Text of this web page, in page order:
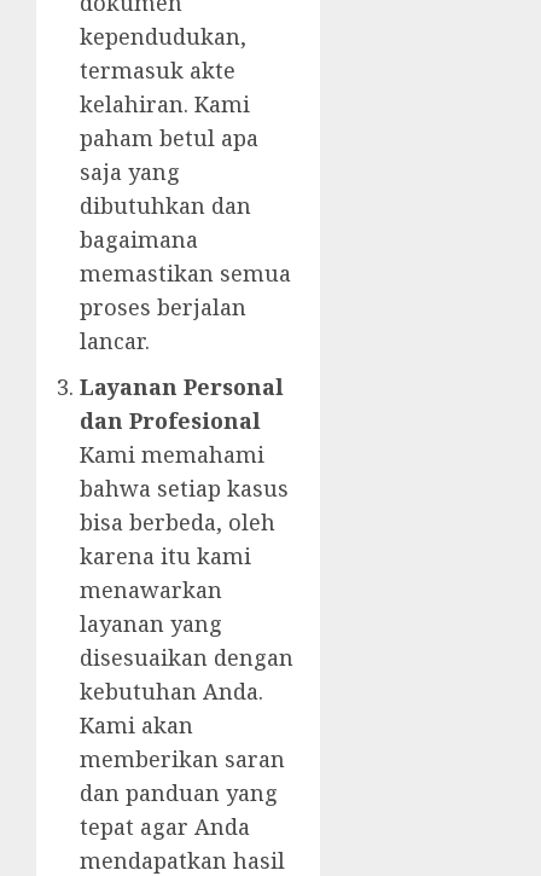
kependudukan,
termasuk akte
kelahiran. Kami
paham betul apa
saja yang
dibutuhkan dan
bagaimana
memastikan semua
proses berjalan
lancar.
Layanan Personal
dan Profesional
Kami memahami
bahwa setiap kasus
bisa berbeda, oleh
karena itu kami
menawarkan
layanan yang
disesuaikan dengan
kebutuhan Anda.
Kami akan
memberikan saran
dan panduan yang
tepat agar Anda
mendapatkan hasil